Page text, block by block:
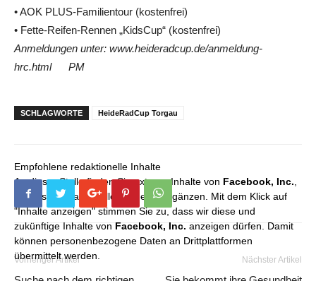
• AOK PLUS-Familientour (kostenfrei)
• Fette-Reifen-Rennen „KidsCup“ (kostenfrei)
Anmeldungen unter: www.heideradcup.de/anmeldung-
hrc.html
PM
SCHLAGWORTE HeideRadCup Torgau
Empfohlene redaktionelle Inhalte
An dieser Stelle finden Sie externe Inhalte von Facebook, Inc.
die unser redaktionelles Angebot ergänzen. Mit dem Klick auf
"Inhalte anzeigen" stimmen Sie zu, dass wir diese und
zukünftige Inhalte von Facebook, Inc. anzeigen dürfen. Damit
können personenbezogene Daten an Drittplattformen
übermittelt werden.
Vorheriger Artikel Nächster Artikel